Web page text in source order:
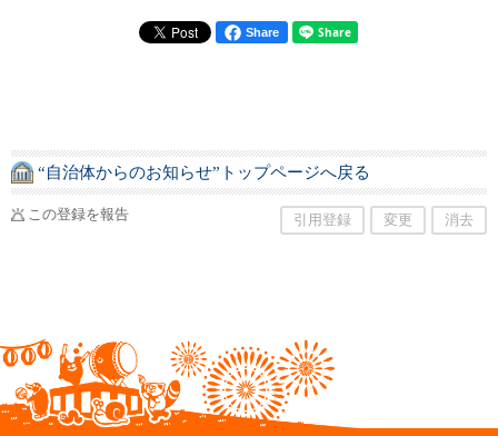
Share
“自治体からのお知らせ”トップページへ戻る
この登録を報告 引用登録 変更 消去